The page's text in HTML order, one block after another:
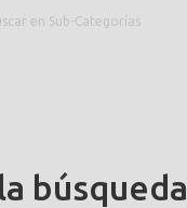
en Sub-Categorías
búsqueda